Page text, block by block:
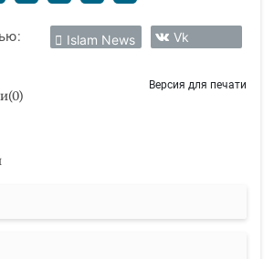
Islam News Vk
(0)
Версия для печати